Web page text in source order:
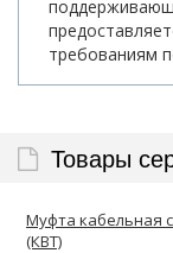
требованиям
Товары
Муфта кабельная
(КВТ)